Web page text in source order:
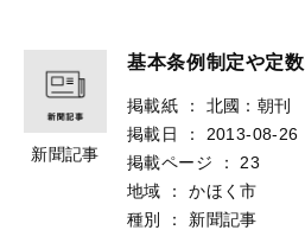
新聞記事
基本条例制定や定
掲載紙 ：
北國：朝刊
掲載日
：
2013-08-26
掲載ページ
：
23
地域
：
かほく市
種別
： 新聞記事